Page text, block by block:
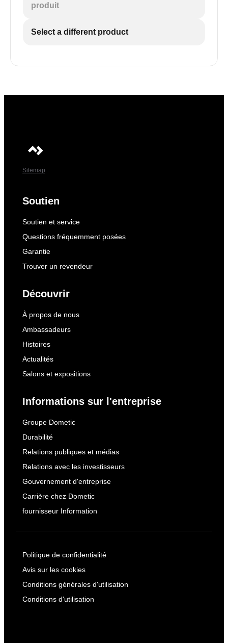
produit
Select a different product
Sitemap
Soutien
Soutien et service
Questions fréquemment posées
Garantie
Trouver un revendeur
Découvrir
À propos de nous
Ambassadeurs
Histoires
Actualités
Salons et expositions
Informations sur l'entreprise
Groupe Dometic
Durabilité
Relations publiques et médias
Relations avec les investisseurs
Gouvernement d'entreprise
Carrière chez Dometic
fournisseur Information
Politique de confidentialité
Avis sur les cookies
Conditions générales d'utilisation
Conditions d'utilisation